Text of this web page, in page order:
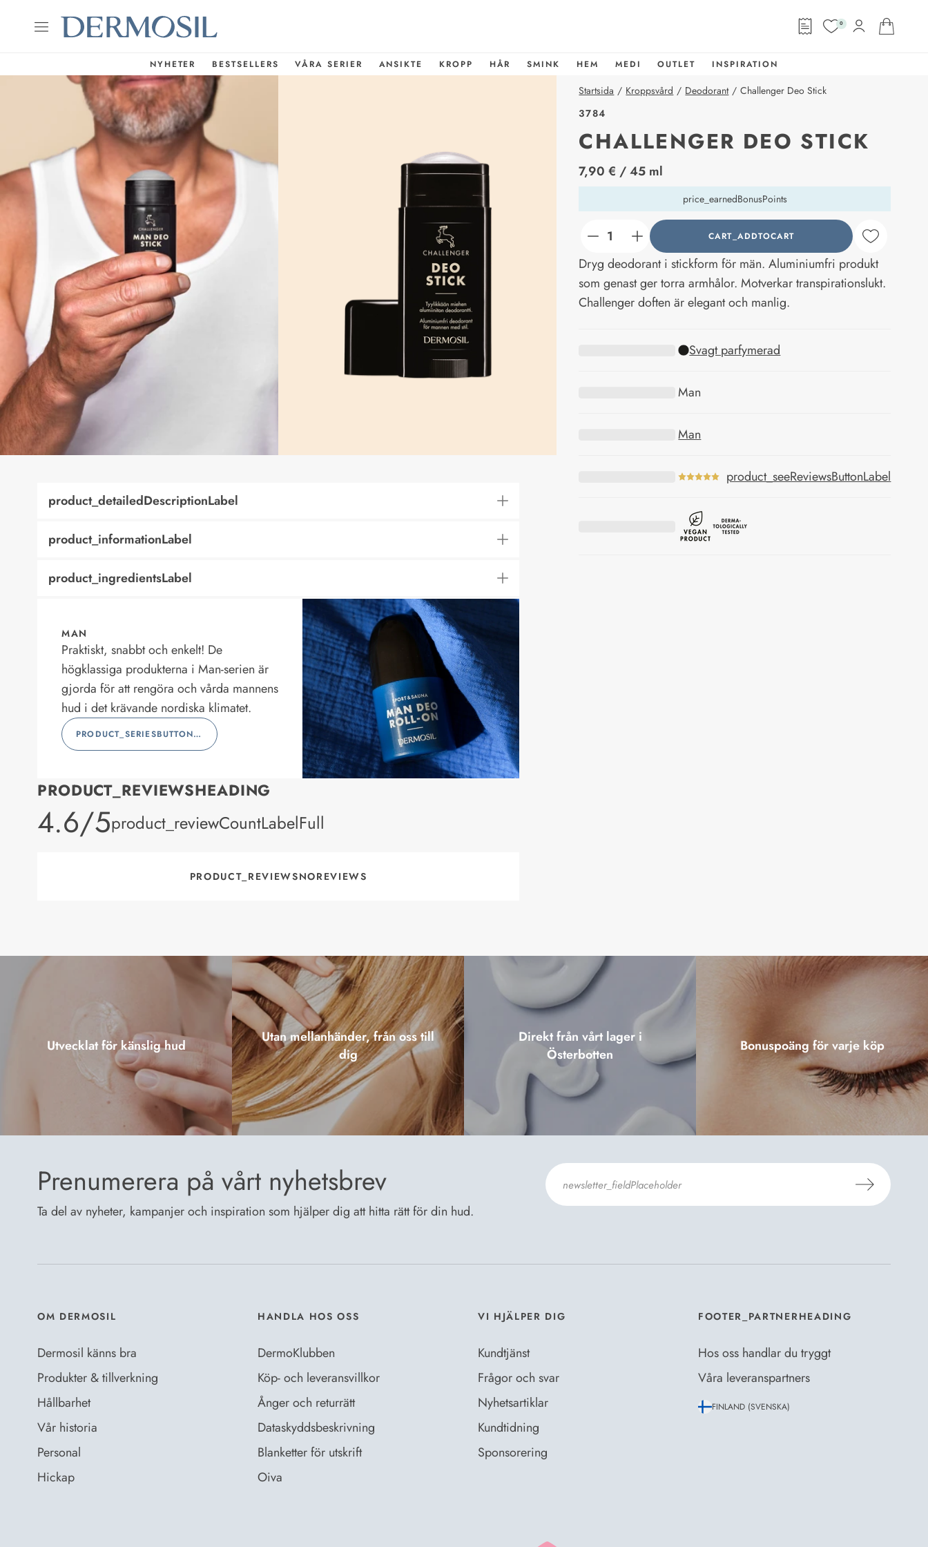
0
NYHETER BESTSELLERS VÅRA SERIER ANSIKTE KROPP HÅR SMINK HEM MEDI OUTLET INSPIRATION
Startsida / Kroppsvård / Deodorant / Challenger Deo Stick
3784
CHALLENGER DEO STICK
price_label
7,90 € / 45 ml
price_earnedBonusPoints
counter_current CART_ADDTOCART
Dryg deodorant i stickform för män. Aluminiumfri produkt
som genast ger torra armhålor. Motverkar transpirationslukt.
Challenger doften är elegant och manlig.
Svagt parfymerad
Man
Man
product_seeReviewsButtonLabel
product_detailedDescriptionLabel
product_informationLabel
product_ingredientsLabel
MAN
Praktiskt, snabbt och enkelt! De
högklassiga produkterna i Man-serien är
gjorda för att rengöra och vårda mannens
hud i det krävande nordiska klimatet.
PRODUCT_SERIESBUTTONLABEL
PRODUCT_REVIEWSHEADING
product_rating
4.6/5product_reviewCountLabelFull
PRODUCT_REVIEWSNOREVIEWS
Utvecklat för känslig hud
Utan mellanhänder, från oss till
dig
Direkt från vårt lager i
Österbotten
Bonuspoäng för varje köp
Prenumerera på vårt nyhetsbrev
Ta del av nyheter, kampanjer och inspiration som hjälper dig att hitta rätt för din hud.
OM DERMOSIL
Dermosil känns bra
Produkter & tillverkning
Hållbarhet
Vår historia
Personal
Hickap
HANDLA HOS OSS
DermoKlubben
Köp- och leveransvillkor
Ånger och returrätt
Dataskyddsbeskrivning
Blanketter för utskrift
Oiva
VI HJÄLPER DIG
Kundtjänst
Frågor och svar
Nyhetsartiklar
Kundtidning
Sponsorering
FOOTER_PARTNERHEADING
Hos oss handlar du tryggt
Våra leveranspartners
FINLAND (SVENSKA)